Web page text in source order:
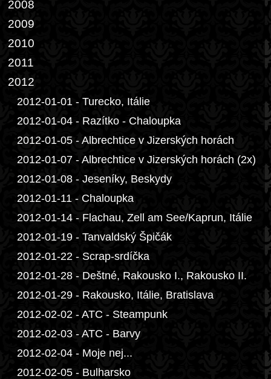
2008
2009
2010
2011
2012
2012-01-01 - Turecko, Itálie
2012-01-04 - Razítko - Chaloupka
2012-01-05 - Albrechtice v Jizerských horách
2012-01-07 - Albrechtice v Jizerských horách (2x)
2012-01-08 - Jeseníky, Beskydy
2012-01-11 - Chaloupka
2012-01-14 - Flachau, Zell am See/Kaprun, Itálie
2012-01-19 - Tanvaldský Špičák
2012-01-22 - Scrap-srdíčka
2012-01-28 - Deštné, Rakousko I., Rakousko II.
2012-01-29 - Rakousko, Itálie, Bratislava
2012-02-02 - ATC - Steampunk
2012-02-03 - ATC - Barvy
2012-02-04 - Moje nej...
2012-02-05 - Bulharsko